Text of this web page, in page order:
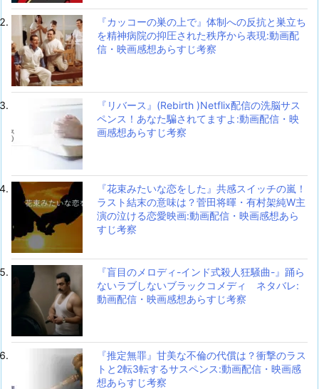
『カッコーの巣の上で』体制への反抗と巣立ち
を精神病院の抑圧された秩序から表現:動画配
信・映画感想あらすじ考察
『リバース』(Rebirth )Netflix配信の洗脳サス
ペンス！あなた騙されてますよ:動画配信・映
画感想あらすじ考察
『花束みたいな恋をした』共感スイッチの嵐！
ラスト結末の意味は？菅田将暉・有村架純W主
演の泣ける恋愛映画:動画配信・映画感想あら
すじ考察
『盲目のメロディ-インド式殺人狂騒曲-』踊ら
ないラブしないブラックコメディ ネタバレ:
動画配信・映画感想あらすじ考察
『推定無罪』甘美な不倫の代償は？衝撃のラス
トと2転3転するサスペンス:動画配信・映画感
想あらすじ考察